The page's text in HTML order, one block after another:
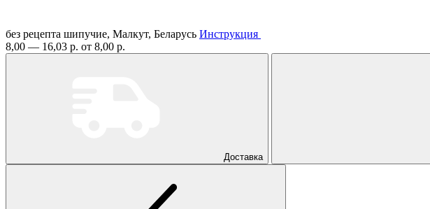
без рецепта шипучие, Малкут, Беларусь Инструкция
8,00 — 16,03 р. от 8,00 р.
Доставка